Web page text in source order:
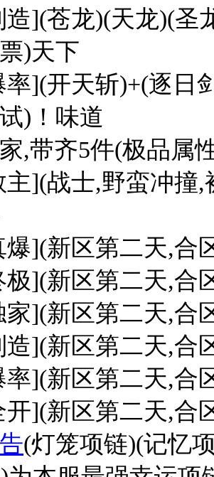
造](苍龙)(天龙)(圣
)天下
率](开天斩)+(逐日
)！味道
,带齐5件(极品属
主](战士,野蛮冲撞,
爆](新区第二天,合
极](新区第二天,合
家](新区第二天,合
造](新区第二天,合
率](新区第二天,合
开](新区第二天,合
(灯笼项链)(记忆